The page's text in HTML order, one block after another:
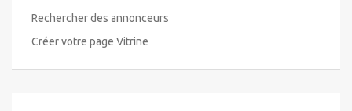
Rechercher des annonceurs
Créer votre page Vitrine